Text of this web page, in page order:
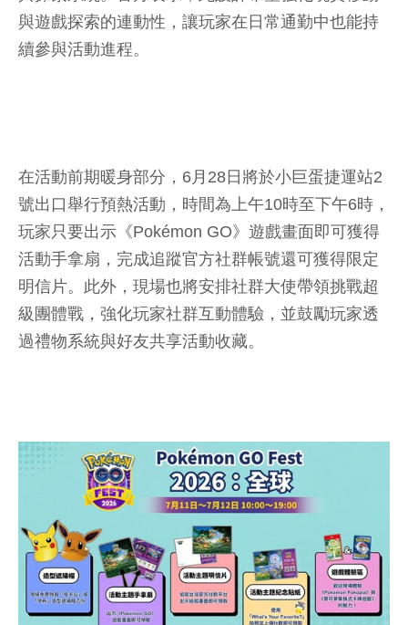
與遊戲探索的連動性，讓玩家在日常通勤中也能持
續參與活動進程。
在活動前期暖身部分，6月28日將於小巨蛋捷運站2
號出口舉行預熱活動，時間為上午10時至下午6時，
玩家只要出示《Pokémon GO》遊戲畫面即可獲得
活動手拿扇，完成追蹤官方社群帳號還可獲得限定
明信片。此外，現場也將安排社群大使帶領挑戰超
級團體戰，強化玩家社群互動體驗，並鼓勵玩家透
過禮物系統與好友共享活動收藏。